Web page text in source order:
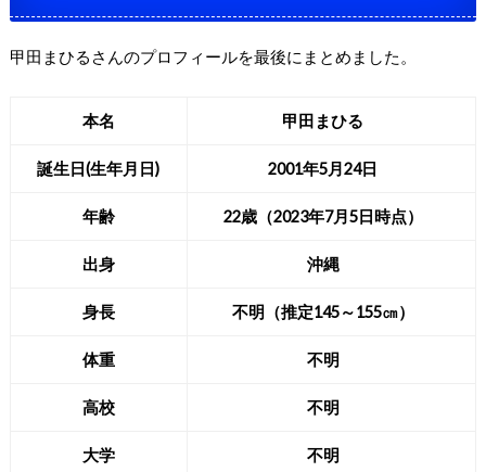
甲田まひるさんのプロフィールを最後にまとめました。
本名 甲田まひる
誕生日(生年月日) 2001年5月24日
年齢 22歳（2023年7月5日時点）
出身 沖縄
身長 不明（推定145～155㎝）
体重 不明
高校 不明
大学 不明